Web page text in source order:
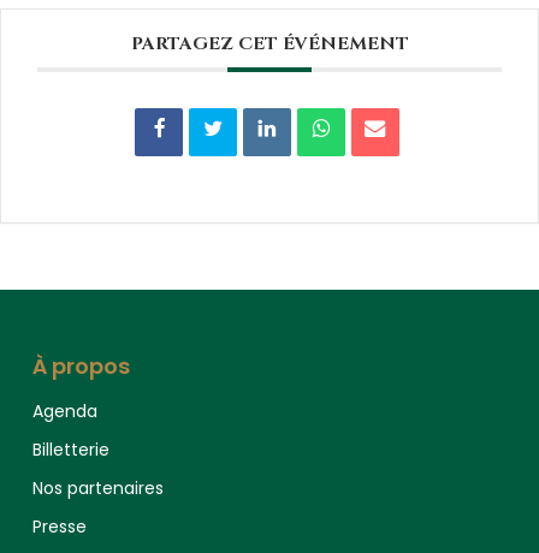
PARTAGEZ CET ÉVÉNEMENT
À propos
Agenda
Billetterie
Nos partenaires
Presse